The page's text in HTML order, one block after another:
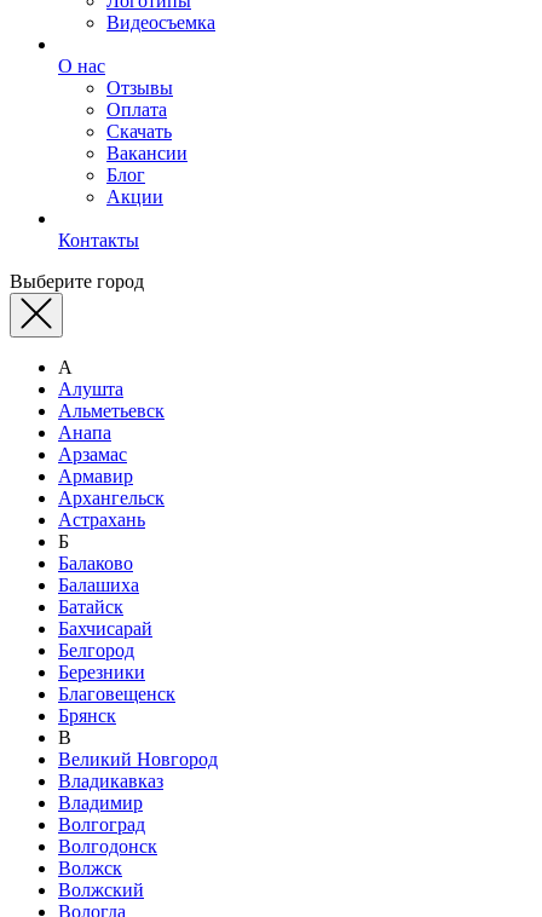
Видеосъемка
О нас
Отзывы
Оплата
Скачать
Вакансии
Блог
Акции
Контакты
Выберите город
А
Алушта
Альметьевск
Анапа
Арзамас
Армавир
Архангельск
Астрахань
Б
Балаково
Балашиха
Батайск
Бахчисарай
Белгород
Березники
Благовещенск
Брянск
В
Великий Новгород
Владикавказ
Владимир
Волгоград
Волгодонск
Волжск
Волжский
Вологда